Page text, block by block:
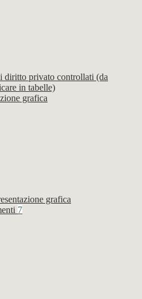
diritto privato controllati (da
in tabelle)
grafica
grafica
7